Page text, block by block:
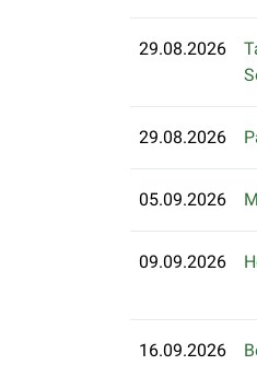
29.08.2026
29.08.2026
05.09.2026
09.09.2026
16.09.2026